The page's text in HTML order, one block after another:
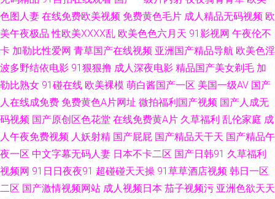
久 日韩性交专区 欧美影院午夜 另类性爱av 久草综合网 国产肏逼 美女喷水网
址 日本中文字幕MV 91视频免费的 黄色三级网站 人妖变态性交 午夜乱论 亚
洲免费成人片 韩国专区第一夜 三级片av在线 久久精品传媒视频 海角操91 豆
花视频91视频 国语对白蜜臀 日本有码第9页 黄色亚洲日夜在线 九一一区 综
合色鬼 91性爱 欧美玖玖爱111 美女操B黄色 午夜H片 91视屏黄 91黄站 青青
色图人妻 在线免费欧美视频 免费黄色毛片 成人精品无码视频 欧
美午夜极品 性欧美ⅩⅩⅩⅩ乱 欧美色色六月天 91影视网 午夜伦不
卡 加勒比性爱网 青草国产在线视频 亚洲国产精品导航 欧美色淫
波多野结依电影 91狠狠撸 成人深夜电影 精品国产美女剃毛 加
勒比熟女 91碰在线 欧美裸模 萌白酱国产一区 美国一级AV 国产
人在线成免费 免费黄色A片网址 微拍福利国产视频 国产人成无
码视频 国产原创区色花堂 在线免费黄A片 久草福利 乱伦家庭 成
人午夜免费视频 人妖射精 国产屁屁 国产精品天干天 国产精品午
夜一区 中文字幕无码人妻 日本不卡二区 国产日韩91 久草福利
视频网 91日日夜夜91 超碰碰天天操 91草草酒店视频 韩日一区
二区 国产激情视频网站 成人视频日本 茄子视频污 亚洲色欲天天